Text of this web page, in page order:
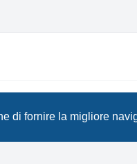
di fornire la migliore
phpBB-Italia.it